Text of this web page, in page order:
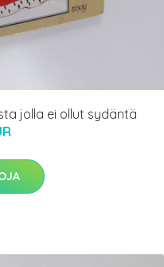
jolla ei ollut sydäntä